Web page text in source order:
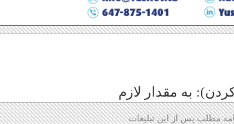
به مقدار لازم
مطلب پس از این تبلیغات